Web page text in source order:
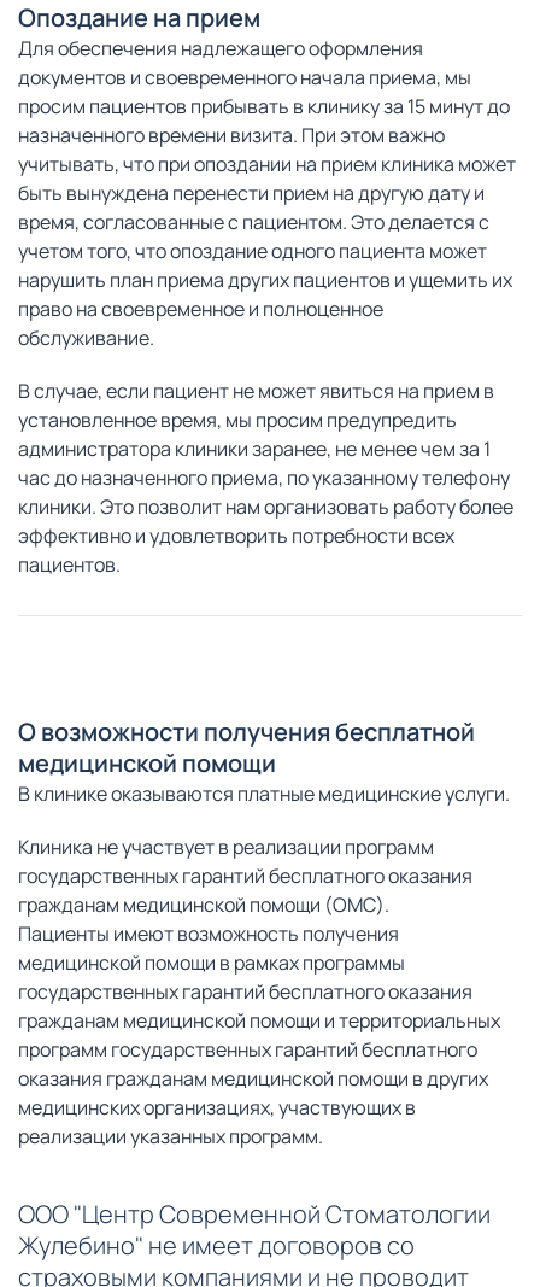
Опоздание на прием
Для обеспечения надлежащего оформления
документов и своевременного начала приема, мы
просим пациентов прибывать в клинику за 15 минут до
назначенного времени визита. При этом важно
учитывать, что при опоздании на прием клиника может
быть вынуждена перенести прием на другую дату и
время, согласованные с пациентом. Это делается с
учетом того, что опоздание одного пациента может
нарушить план приема других пациентов и ущемить их
право на своевременное и полноценное
обслуживание.
В случае, если пациент не может явиться на прием в
установленное время, мы просим предупредить
администратора клиники заранее, не менее чем за 1
час до назначенного приема, по указанному телефону
клиники. Это позволит нам организовать работу более
эффективно и удовлетворить потребности всех
пациентов.
О возможности получения бесплатной
медицинской помощи
В клинике оказываются платные медицинские услуги.
Клиника не участвует в реализации программ
государственных гарантий бесплатного оказания
гражданам медицинской помощи (ОМС).
Пациенты имеют возможность получения
медицинской помощи в рамках программы
государственных гарантий бесплатного оказания
гражданам медицинской помощи и территориальных
программ государственных гарантий бесплатного
оказания гражданам медицинской помощи в других
медицинских организациях, участвующих в
реализации указанных программ.
ООО "Центр Современной Стоматологии
Жулебино" не имеет договоров со
страховыми компаниями и не проводит